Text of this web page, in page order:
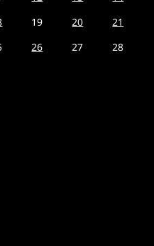
19 20
21
26 27
28